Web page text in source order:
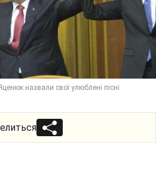
назвали свої улюблені пісні